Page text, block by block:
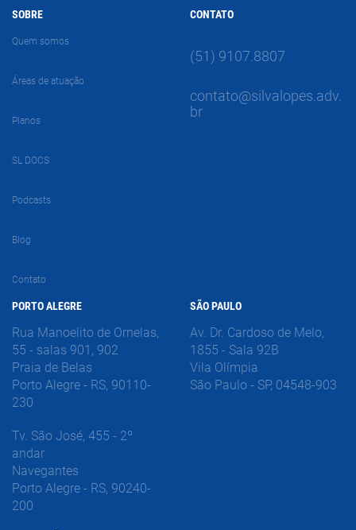
SOBRE
Quem somos
Áreas de atuação
Planos
SL DOCS
Podcasts
Blog
Contato
CONTATO
(51) 9107.8807
contato@silvalopes.adv.
br
PORTO ALEGRE
Rua Manoelito de Ornelas,
55 - salas 901, 902
Praia de Belas
Porto Alegre - RS, 90110-
230
Tv. São José, 455 - 2º
andar
Navegantes
Porto Alegre - RS, 90240-
200
SÃO PAULO
Av. Dr. Cardoso de Melo,
1855 - Sala 92B
Vila Olímpia
São Paulo - SP, 04548-903